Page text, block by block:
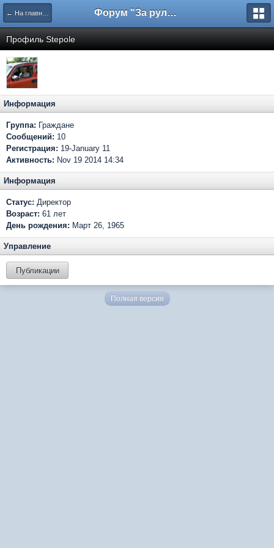
← На главную Форум "За рулем"
Профиль Stepole
Информация
Группа: Граждане
Сообщений: 10
Регистрация: 19-January 11
Активность: Nov 19 2014 14:34
Информация
Статус: Директор
Возраст: 61 лет
День рождения: Март 26, 1965
Управление
Публикации
Полная версия